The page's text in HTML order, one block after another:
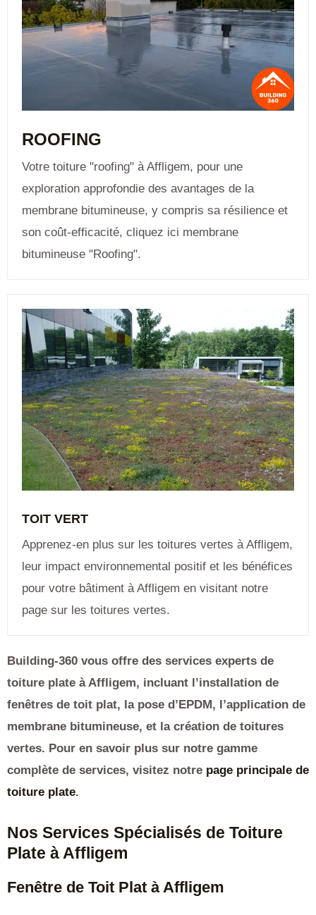
ROOFING
Votre toiture "roofing" à Affligem, pour une
exploration approfondie des avantages de la
membrane bitumineuse, y compris sa résilience et
son coût-efficacité, cliquez ici membrane
bitumineuse "Roofing".
TOIT VERT
Apprenez-en plus sur les toitures vertes à Affligem,
leur impact environnemental positif et les bénéfices
pour votre bâtiment à Affligem en visitant notre
page sur les toitures vertes.
Building-360 vous offre des services experts de
toiture plate à Affligem, incluant l’installation de
fenêtres de toit plat, la pose d’EPDM, l’application de
membrane bitumineuse, et la création de toitures
vertes. Pour en savoir plus sur notre gamme
complète de services, visitez notre page principale de
toiture plate.
Nos Services Spécialisés de Toiture
Plate à Affligem
Fenêtre de Toit Plat à Affligem